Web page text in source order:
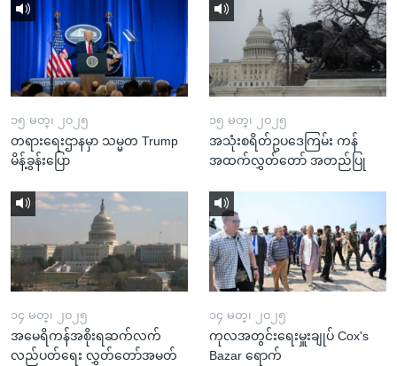
၁၅ မတ္၊ ၂၀၂၅
တရားရေးဌာနမှာ သမ္မတ Trump
မိန့်ခွန်းပြော
၁၅ မတ္၊ ၂၀၂၅
အသုံးစရိတ်ဥပဒေကြမ်း ကန်
အထက်လွှတ်တော် အတည်ပြု
၁၄ မတ္၊ ၂၀၂၅
အမေရိကန်အစိုးရဆက်လက်
လည်ပတ်ရေး လွှတ်တော်အမတ်
၁၄ မတ္၊ ၂၀၂၅
ကုလအတွင်းရေးမှူးချုပ် Cox's
Bazar ရောက်